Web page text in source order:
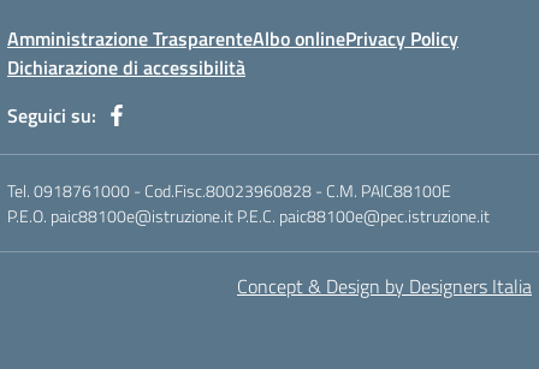
Amministrazione TrasparenteAlbo onlinePrivacy Policy
Dichiarazione di accessibilità
Seguici su:
Tel. 0918761000 - Cod.Fisc.80023960828 - C.M. PAIC88100E
P.E.O. paic88100e@istruzione.it P.E.C. paic88100e@pec.istruzione.it
Concept & Design by Designers Italia